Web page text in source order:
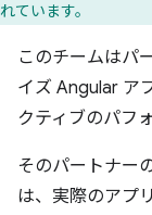
れています。
このチームはパ
イズ Angular ア
クティブのパフ
そのパートナー
は、実際のアプ